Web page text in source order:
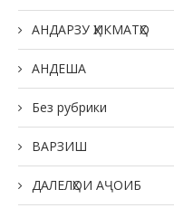
АНДАРЗУ ҲИКМАТҲО
АНДЕША
Без рубрики
ВАРЗИШ
ДАЛЕЛҲОИ АҶОИБ